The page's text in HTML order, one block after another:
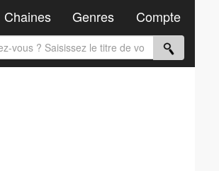
Chaines Genres Compte